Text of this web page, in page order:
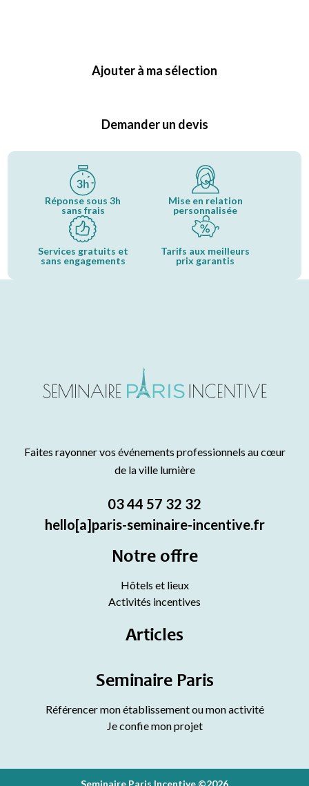
Ajouter à ma sélection
Demander un devis
Réponse sous 3h
sans frais
Mise en relation
personnalisée
Services gratuits et
sans engagements
Tarifs aux meilleurs
prix garantis
Faites rayonner vos événements professionnels au cœur
de la ville lumière
03 44 57 32 32
hello[a]paris-seminaire-incentive.fr
Notre offre
Hôtels et lieux
Activités incentives
Articles
Seminaire Paris
Référencer mon établissement ou mon activité
Je confie mon projet
Seminaire Paris Incentive ©2026